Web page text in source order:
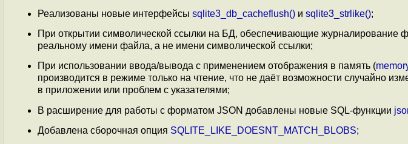
Реализованы новые интерфейсы sqlite3_db_cacheflush() и sqlite3_strlike();
При открытии символической ссылки на БД, обеспечивающие журналирование
реальному имени файла, а не имени символической ссылки;
При использовании ввода/вывода с применением отображения в память (
производится в режиме только на чтение, что не даёт возможности случайно
в приложении или проблем с указателями;
В расширение для работы с форматом JSON добавлены новые SQL-функции
Добавлена сборочная опция SQLITE_LIKE_DOESNT_MATCH_BLOBS;